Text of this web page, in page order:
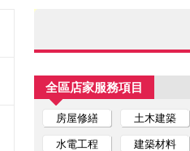
全區店家服務項目
房屋修繕 土木建築
水電工程 建築材料